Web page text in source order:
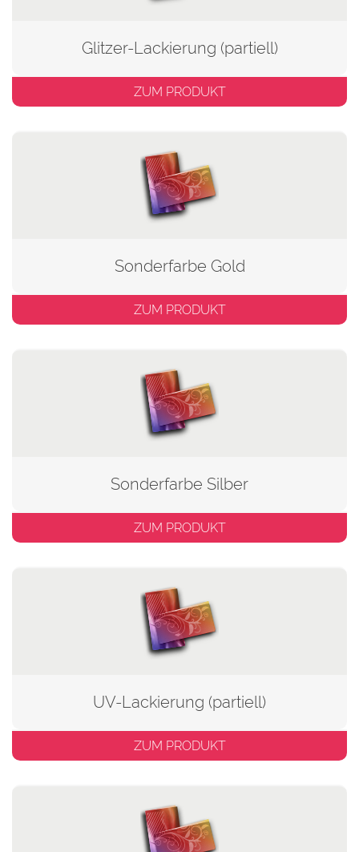
Glitzer-Lackierung (partiell)
ZUM PRODUKT
Sonderfarbe Gold
ZUM PRODUKT
Sonderfarbe Silber
ZUM PRODUKT
UV-Lackierung (partiell)
ZUM PRODUKT